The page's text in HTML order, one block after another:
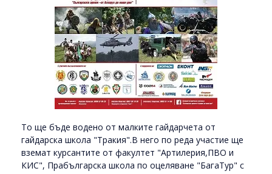
То ще бъде водено от малките гайдарчета от
гайдарска школа "Тракия".В него по реда участие ще
вземат курсантите от факултет "Артилерия,ПВО и
КИС", Прабългарска школа по оцеляване "БагаТур" с